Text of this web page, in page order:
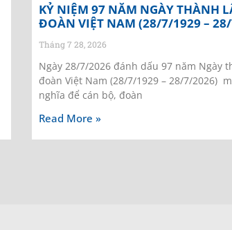
KỶ NIỆM 97 NĂM NGÀY THÀNH
ĐOÀN VIỆT NAM (28/7/1929 –
Tháng 7 28, 2026
Ngày 28/7/2026 đánh dấu 97 năm Ngày
đoàn Việt Nam (28/7/1929 – 28/7/2026)
nghĩa để cán bộ, đoàn
Read More »